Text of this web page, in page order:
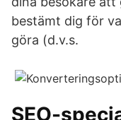
bestämt dig för
göra (d.v.s.
SEO-